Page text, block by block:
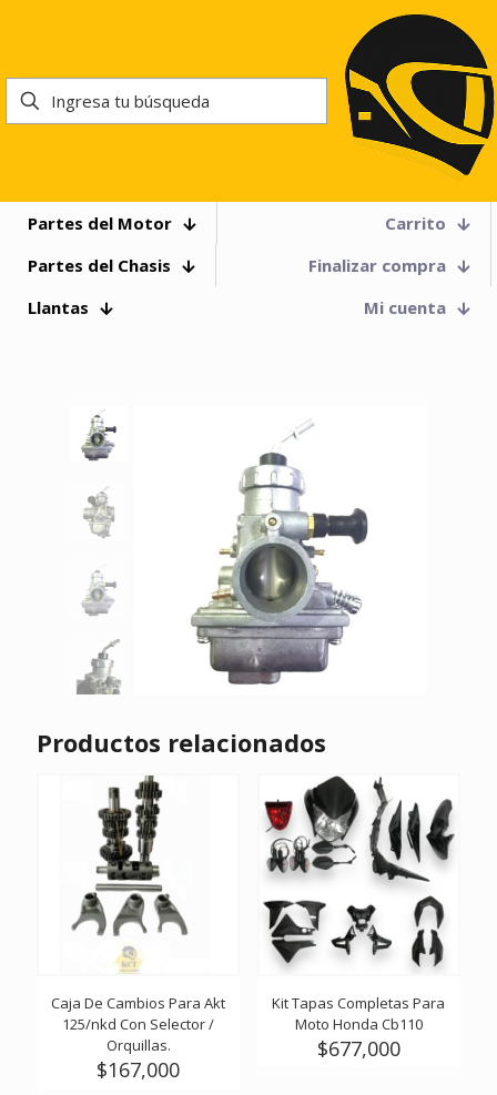
Partes del Motor
Partes del Chasis
Llantas
Carrito
Finalizar compra
Mi cuenta
Productos relacionados
Caja De Cambios Para Akt
125/nkd Con Selector /
Orquillas.
$167,000
Kit Tapas Completas Para
Moto Honda Cb110
$677,000